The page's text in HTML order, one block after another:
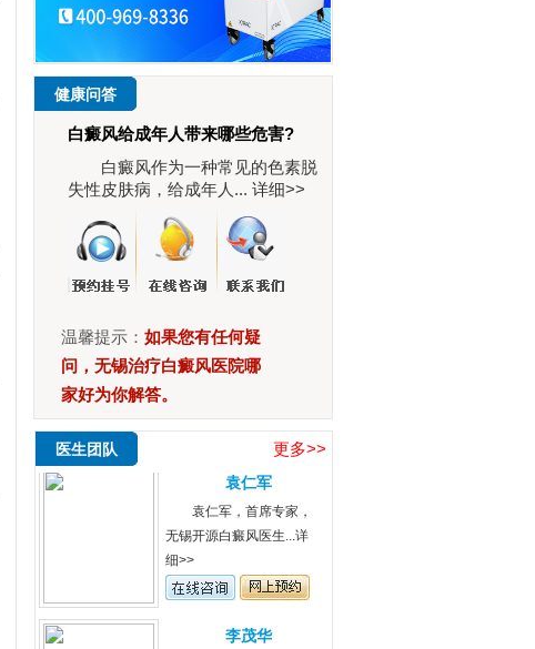
健康问答
白癜风给成年人带来哪些危害?
白癜风作为一种常见的色素脱
失性皮肤病，给成年人... 详细>>
温馨提示： 如果您有任何疑
问，无锡治疗白癜风医院哪
家好为你解答。
医生团队 更多>>
李茂华,无锡开源白癜
苏建平，主治医生，
从事白癜风病理...
袁仁军，首席专家，
无锡开源白癜风医生...详
细>>
李茂华,无锡开源白癜